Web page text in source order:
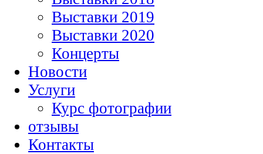
Выставки 2019
Выставки 2020
Концерты
Новости
Услуги
Курс фотографии
отзывы
Контакты